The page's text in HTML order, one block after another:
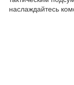
наслаждайтесь